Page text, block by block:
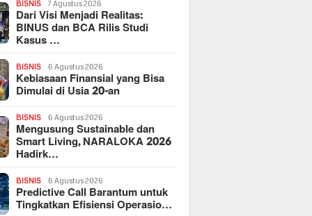
BISNIS 7 Agustus 2026
Dari Visi Menjadi Realitas:
BINUS dan BCA Rilis Studi
Kasus …
BISNIS 6 Agustus 2026
Kebiasaan Finansial yang Bisa
Dimulai di Usia 20-an
BISNIS 6 Agustus 2026
Mengusung Sustainable dan
Smart Living, NARALOKA 2026
Hadirk…
BISNIS 6 Agustus 2026
Predictive Call Barantum untuk
Tingkatkan Efisiensi Operasio…